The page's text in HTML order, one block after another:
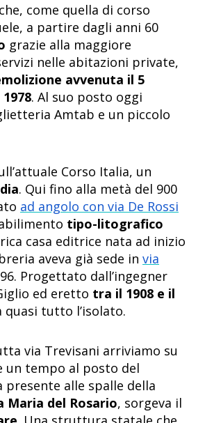
come quella di corso
a partire dagli anni 60
grazie alla maggiore
nelle abitazioni private,
avvenuta il 5
. Al suo posto oggi
Amtab e un piccolo
Corso Italia, un
. Qui fino alla metà del 900
ad angolo con via De Rossi
tipo-litografico
casa editrice nata ad inizio
aveva già sede in via
Progettato dall’ingegner
ed eretto tra il 1908 e il
quasi tutto l’isolato.
via Trevisani arriviamo su
un tempo al posto del
presente alle spalle della
Maria del Rosario, sorgeva il